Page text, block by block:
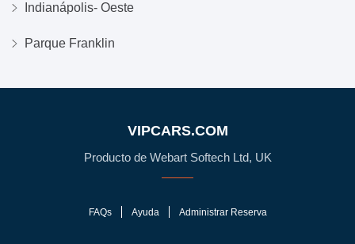
Indianápolis- Oeste
Parque Franklin
VIPCARS.COM
Producto de Webart Softech Ltd, UK
FAQs Ayuda Administrar Reserva